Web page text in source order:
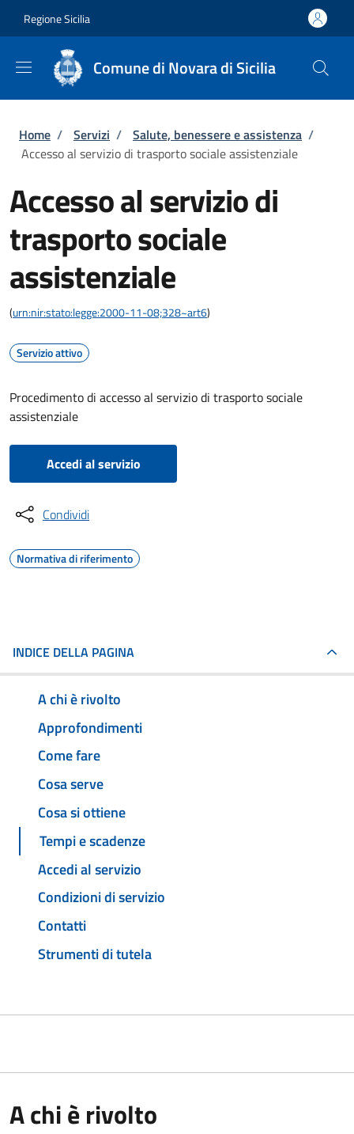
Regione Sicilia
Comune di Novara di Sicilia
Briciole di pane
Home / Servizi / Salute, benessere e assistenza /
Accesso al servizio di trasporto sociale assistenziale
Accesso al servizio di
trasporto sociale
assistenziale
(urn:nir:stato:legge:2000-11-08;328~art6)
Servizio attivo
Procedimento di accesso al servizio di trasporto sociale
assistenziale
Accedi al servizio
Condividi
Normativa di riferimento
INDICE DELLA PAGINA
A chi è rivolto
Approfondimenti
Come fare
Cosa serve
Cosa si ottiene
Tempi e scadenze
Accedi al servizio
Condizioni di servizio
Contatti
Strumenti di tutela
A chi è rivolto